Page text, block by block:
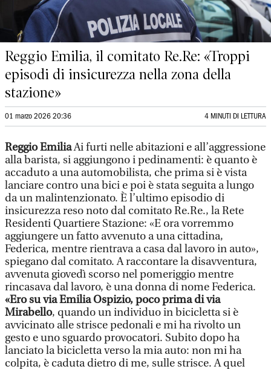
Reggio Emilia, il comitato Re.Re: «Troppi
episodi di insicurezza nella zona della
stazione»
01 marzo 2026 20:36 4 MINUTI DI LETTURA
Reggio EmiliaAi furti nelle abitazioni e all’aggressione
alla barista, si aggiungono i pedinamenti: è quanto è
accaduto a una automobilista, che prima si è vista
lanciare contro una bici e poi è stata seguita a lungo
da un malintenzionato. È l’ultimo episodio di
insicurezza reso noto dal comitato Re.Re., la Rete
Residenti Quartiere Stazione: «E ora vorremmo
aggiungere un fatto avvenuto a una cittadina,
Federica, mentre rientrava a casa dal lavoro in auto»,
spiegano dal comitato. A raccontare la disavventura,
avvenuta giovedì scorso nel pomeriggio mentre
rincasava dal lavoro, è una donna di nome Federica.
«Ero su via Emilia Ospizio, poco prima di via
Mirabello, quando un individuo in bicicletta si è
avvicinato alle strisce pedonali e mi ha rivolto un
gesto e uno sguardo provocatori. Subito dopo ha
lanciato la bicicletta verso la mia auto: non mi ha
colpita, è caduta dietro di me, sulle strisce. A quel